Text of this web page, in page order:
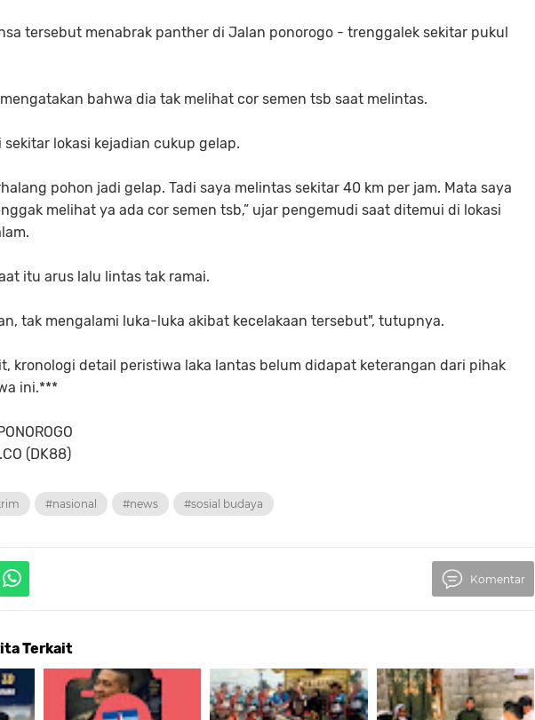
tersebut menabrak panther di Jalan ponorogo - trenggalek sekitar pukul
bahwa dia tak melihat cor semen tsb saat melintas.
lokasi kejadian cukup gelap.
pohon jadi gelap. Tadi saya melintas sekitar 40 km per jam. Mata saya
melihat ya ada cor semen tsb,” ujar pengemudi saat ditemui di lokasi
itu arus lalu lintas tak ramai.
tak mengalami luka-luka akibat kecelakaan tersebut", tutupnya.
kronologi detail peristiwa laka lantas belum didapat keterangan dari pihak
ini.***
(DK88)
#nasional #news #sosial budaya
Komentar
Terkait